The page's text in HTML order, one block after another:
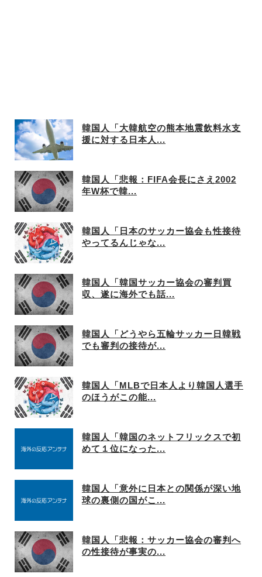
韓国人「大韓航空の熊本地震飲料水支
援に対する日本人...
韓国人「悲報：FIFA会長にさえ2002
年W杯で韓...
韓国人「日本のサッカー協会も性接待
やってるんじゃな...
韓国人「韓国サッカー協会の審判買
収、遂に海外でも話...
韓国人「どうやら五輪サッカー日韓戦
でも審判の接待が...
韓国人「MLBで日本人より韓国人選手
のほうがこの能...
韓国人「韓国のネットフリックスで初
めて１位になった...
韓国人「意外に日本との関係が深い地
球の裏側の国がこ...
韓国人「悲報：サッカー協会の審判へ
の性接待が事実の...